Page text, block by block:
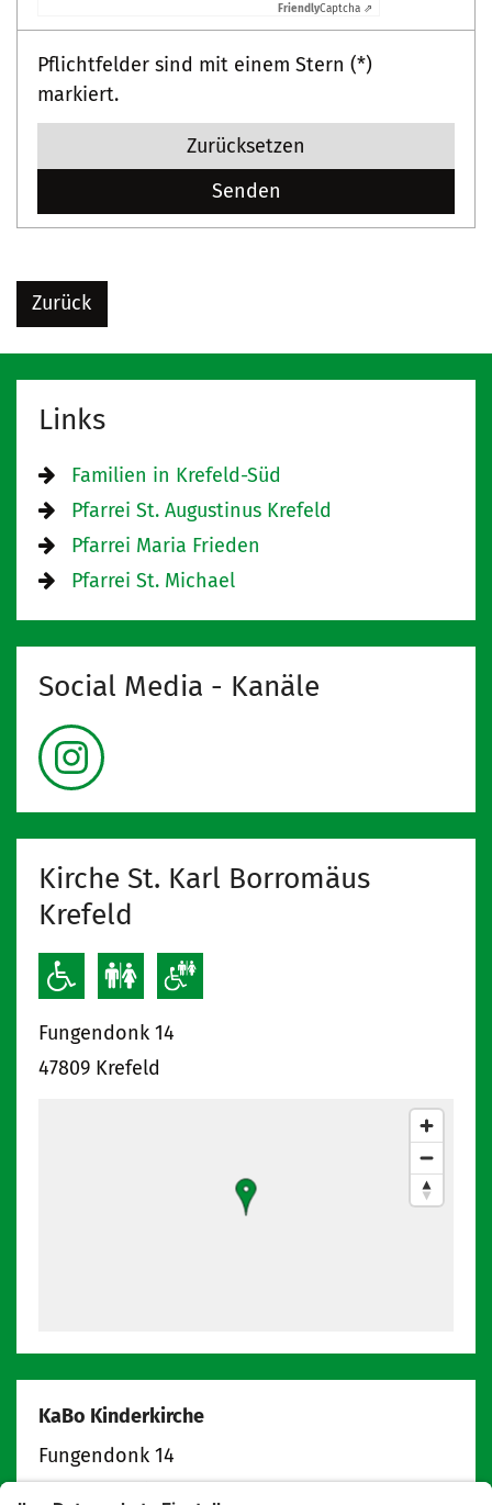
FriendlyCaptcha ⇗
Pflichtfelder sind mit einem Stern (*)
markiert.
Zurücksetzen
Zurück
Links
Familien in Krefeld-Süd
Pfarrei St. Augustinus Krefeld
Pfarrei Maria Frieden
Pfarrei St. Michael
Social Media - Kanäle
Kirche St. Karl Borromäus
Krefeld
Fungendonk 14
47809 Krefeld
KaBo Kinderkirche
Fungendonk 14